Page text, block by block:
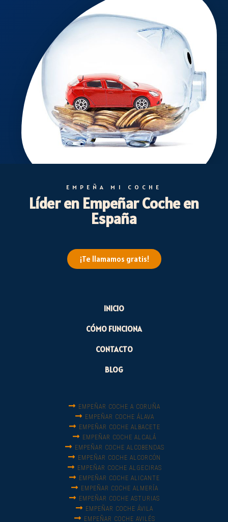
EMPEÑA MI COCHE
Líder en Empeñar Coche en
España
¡Te llamamos gratis!
INICIO
CÓMO FUNCIONA
CONTACTO
BLOG
EMPEÑAR COCHE A CORUÑA
EMPEÑAR COCHE ÁLAVA
EMPEÑAR COCHE ALBACETE
EMPEÑAR COCHE ALCALÁ
EMPEÑAR COCHE ALCOBENDAS
EMPEÑAR COCHE ALCORCÓN
EMPEÑAR COCHE ALGECIRAS
EMPEÑAR COCHE ALICANTE
EMPEÑAR COCHE ALMERÍA
EMPEÑAR COCHE ASTURIAS
EMPEÑAR COCHE ÁVILA
EMPEÑAR COCHE AVILÉS